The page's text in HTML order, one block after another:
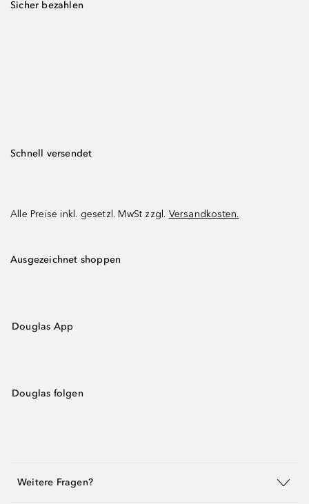
Sicher bezahlen
Schnell versendet
Alle Preise inkl. gesetzl. MwSt zzgl. Versandkosten.
Ausgezeichnet shoppen
Douglas App
Douglas folgen
Weitere Fragen?